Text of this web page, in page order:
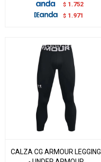
$ 1.752
$ 1.971
CALZA CG ARMOUR LEGGING